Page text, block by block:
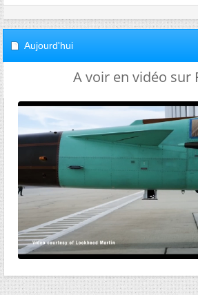
Aujourd'hui
A voir en vidéo sur